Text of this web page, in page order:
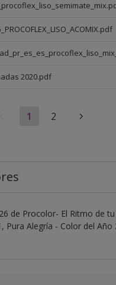
2020.pdf
1 2
de Procolor- El Ritmo de
Pura Alegría - Color del Año